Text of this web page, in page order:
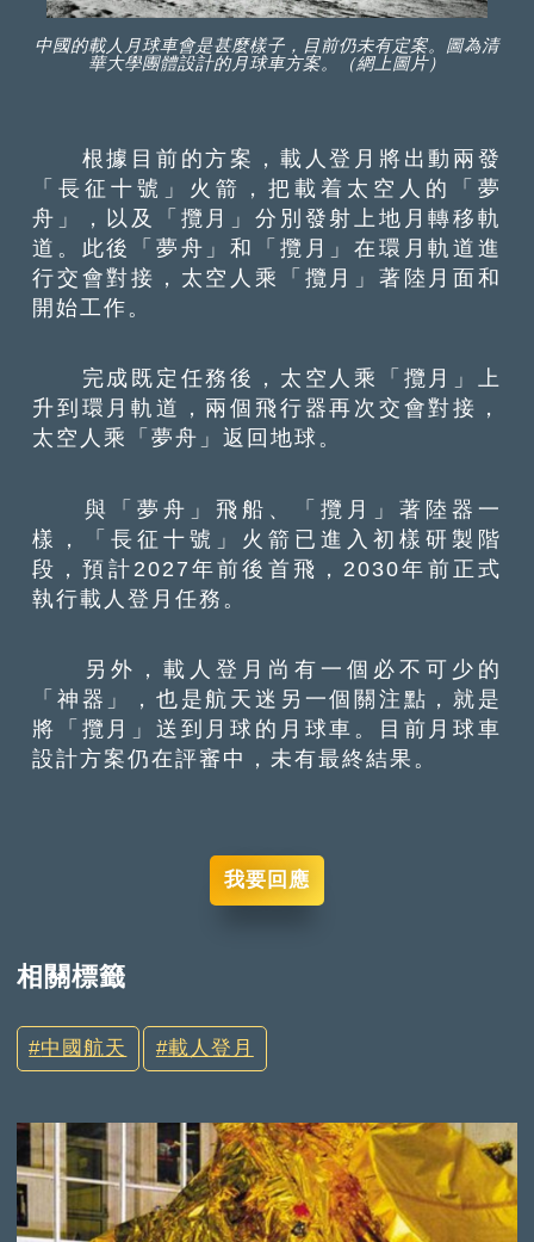
中國的載人月球車會是甚麼樣子，目前仍未有定案。圖為清
華大學團體設計的月球車方案。（網上圖片）
根據目前的方案，載人登月將出動兩發
「長征十號」火箭，把載着太空人的「夢
舟」，以及「攬月」分別發射上地月轉移軌
道。此後「夢舟」和「攬月」在環月軌道進
行交會對接，太空人乘「攬月」著陸月面和
開始工作。
完成既定任務後，太空人乘「攬月」上
升到環月軌道，兩個飛行器再次交會對接，
太空人乘「夢舟」返回地球。
與「夢舟」飛船、「攬月」著陸器一
樣，「長征十號」火箭已進入初樣研製階
段，預計2027年前後首飛，2030年前正式
執行載人登月任務。
另外，載人登月尚有一個必不可少的
「神器」，也是航天迷另一個關注點，就是
將「攬月」送到月球的月球車。目前月球車
設計方案仍在評審中，未有最終結果。
我要回應
相關標籤
中國航天 載人登月